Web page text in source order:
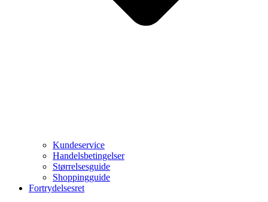
Kundeservice
Handelsbetingelser
Størrelsesguide
Shoppingguide
Fortrydelsesret